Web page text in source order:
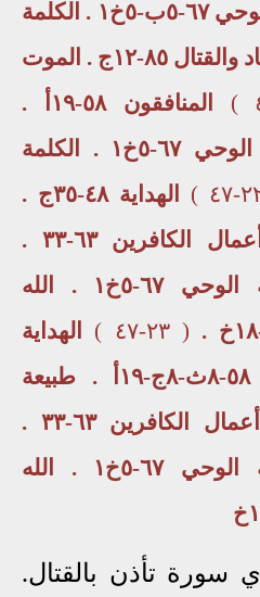
المؤمنون في مرحلة الوحي ٦٧-٥ب-٥خ١ . الكلمة
الطيبة ٨٤-١١-٢٠ . الجهاد والقتال ٨٥-١٢ج . الموت
المنافقون ٥٨-١٩أ .
المؤمنون في مرحلة الوحي ٦٧-٥خ١ . الكلمة
الهداية ٤٨-٣٥ج .
المنافقون ٥٨-١٩أ . أعمال الكافرين ٦٣-٣٣ .
المؤمنون في مرحلة الوحي ٦٧-٥خ١ . الله
( ٢٣-٤٧ )
الهداية
٤٨-٣٥ج . المنافقون ٥٨-٨ث-٨ج-١٩أ . طبيعة
الكافرين ٦٢-٢٢أخ . أعمال الكافرين ٦٣-٣٣ .
المؤمنون في مرحلة الوحي ٦٧-٥خ١ . الله
سورة تأذن بالقتال.